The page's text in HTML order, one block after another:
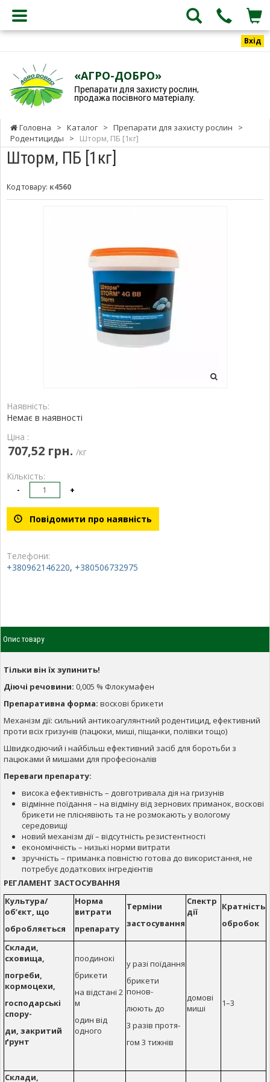
Вхід
«АГРО-ДОБРО»
Препарати для захисту рослин,
продажа посівного матеріалу.
Головна > Каталог > Препарати для захисту рослин
>
Родентициды
> Шторм, ПБ [1кг]
Шторм, ПБ [1кг]
Код товару: к4560
Наявність:
Немає в наявності
Ціна :
707,52 грн. /кг
Кількість:
- +
Повідомити про наявність
Телефони:
+380962146220, +380506732975
Опис товару
Тільки він їх зупинить!
Діючі речовини: 0,005 % Флокумафен
Препаративна форма: воскові брикети
Механізм дії: сильний антикоагулянтний родентицид, ефективний
проти всіх гризунів (пацюки, миші, піщанки, полівки тощо)
Швидкодіючий і найбільш ефективний засіб для боротьби з
пацюками й мишами для професіоналів
Переваги препарату:
висока ефективність – довготривала дія на гризунів
відмінне поїдання – на відміну від зернових приманок, воскові
брикети не пліснявіють та не розмокають у вологому
середовищі
новий механізм дії – відсутність резистентності
економічність – низькі норми витрати
зручність – приманка повністю готова до використання, не
потребує додаткових інгредієнтів
РЕГЛАМЕНТ ЗАСТОСУВАННЯ
Культура/
об’єкт, що
обробляється
Норма
витрати
препарату
Терміни
застосування
Спектр
дії
Кратність
обробок
Склади,
сховища,
погреби,
кормоцехи,
господарські
спору-
ди, закритий
ґрунт
поодинокі
брикети
на відстані 2
м
один від
одного
у разі поїдання
брикети
понов-
люють до
3 разів протя-
гом 3 тижнів
домові
миші
1–3
Склади,